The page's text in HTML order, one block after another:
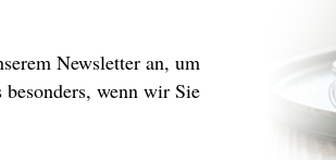
Newsletter an, um
wenn wir Sie